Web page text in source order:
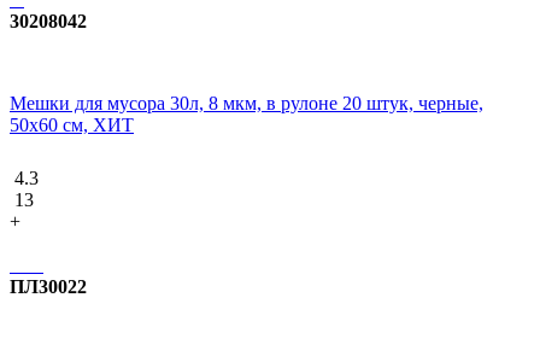
30208042
Мешки для мусора 30л, 8 мкм, в рулоне 20 штук, черные,
50х60 см, ХИТ
4.3
13
+
ПЛ30022